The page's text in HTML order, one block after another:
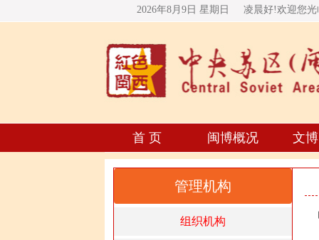
2026年8月9日 星期 日 凌晨好!欢迎您
首 页 闽博概况 文
管理机构
组织机构